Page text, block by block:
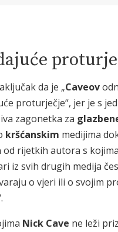
da je „Caveov
proturječje“, jer je s
zagonetka za
kršćanskim medijima
od rijetkih autora s
iz svih drugih medija
o vjeri ili o svojim
Nick Cave ne leži